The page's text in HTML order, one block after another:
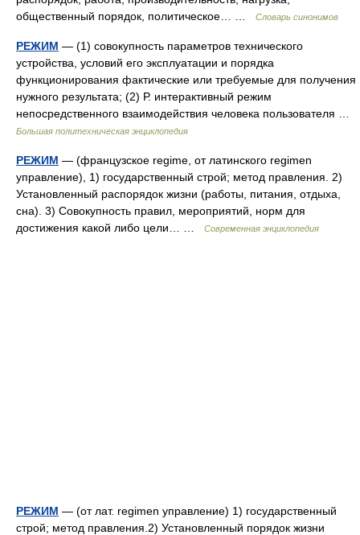
общественный порядок, политическое… …
Словарь синонимов
РЕЖИМ — (1) совокупность параметров технического
устройства, условий его эксплуатации и порядка
функционирования фактические или требуемые для получения
нужного результата; (2) Р. интерактивный режим
непосредственного взаимодействия человека пользователя …
Большая политехническая энциклопедия
РЕЖИМ — (французское regime, от латинского regimen
управление), 1) государственный строй; метод правления. 2)
Установленный распорядок жизни (работы, питания, отдыха,
сна). 3) Совокупность правил, мероприятий, норм для
достижения какой либо цели… …
Современная энциклопедия
РЕЖИМ — (от лат. regimen управление) 1) государственный
строй; метод правления.2) Установленный порядок жизни